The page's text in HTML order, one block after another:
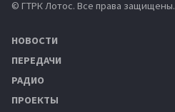
© ГТРК Лотос. Все права защищены.
НОВОСТИ
ПЕРЕДАЧИ
РАДИО
ПРОЕКТЫ